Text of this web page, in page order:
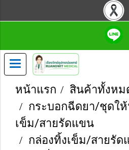
หน้าแรก
สินค้าทั้งหม
กระบอกฉีดยา/ชุดใ
เข็ม/สายรัดแขน
กล่องทิ้งเข็ม/สายรั